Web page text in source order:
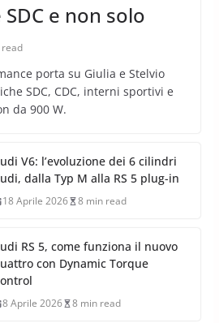
e non solo
porta su Giulia e Stelvio
SDC, CDC, interni sportivi e
da 900 W.
V6: l’evoluzione dei 6 cilindri
dalla Typ M alla RS 5 plug-in
18 Aprile 2026 8 min read
RS 5, come funziona il nuovo
con Dynamic Torque
8 Aprile 2026 8 min read